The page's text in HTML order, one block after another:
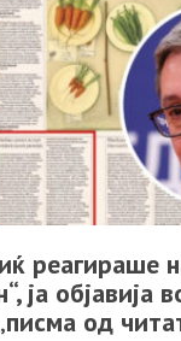
реагираше
ја објавија
од